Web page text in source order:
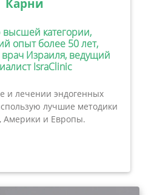
Карни
высшей категории,
опыт более 50 лет,
Израиля, ведущий
IsraClinic
и лечении эндогенных
лучшие методики
Америки и Европы.